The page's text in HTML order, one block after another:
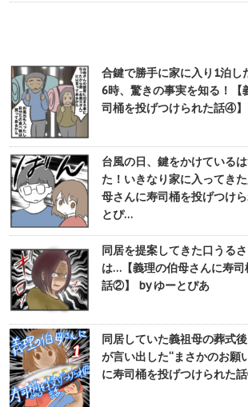
合鍵で勝手に家に入り1泊し
6時、驚きの事実を知る！【
司桶を投げつけられた話④
台風の日、鍵をかけている
た！いきなり家に入ってき
母さんに寿司桶を投げつけ
とぴ…
同居を提案してきた口うる
は…【義理の伯母さんに寿
話②】 by ゆーとぴあ
同居していた義祖母の葬式
が言い出した“まさかのお願
に寿司桶を投げつけられた